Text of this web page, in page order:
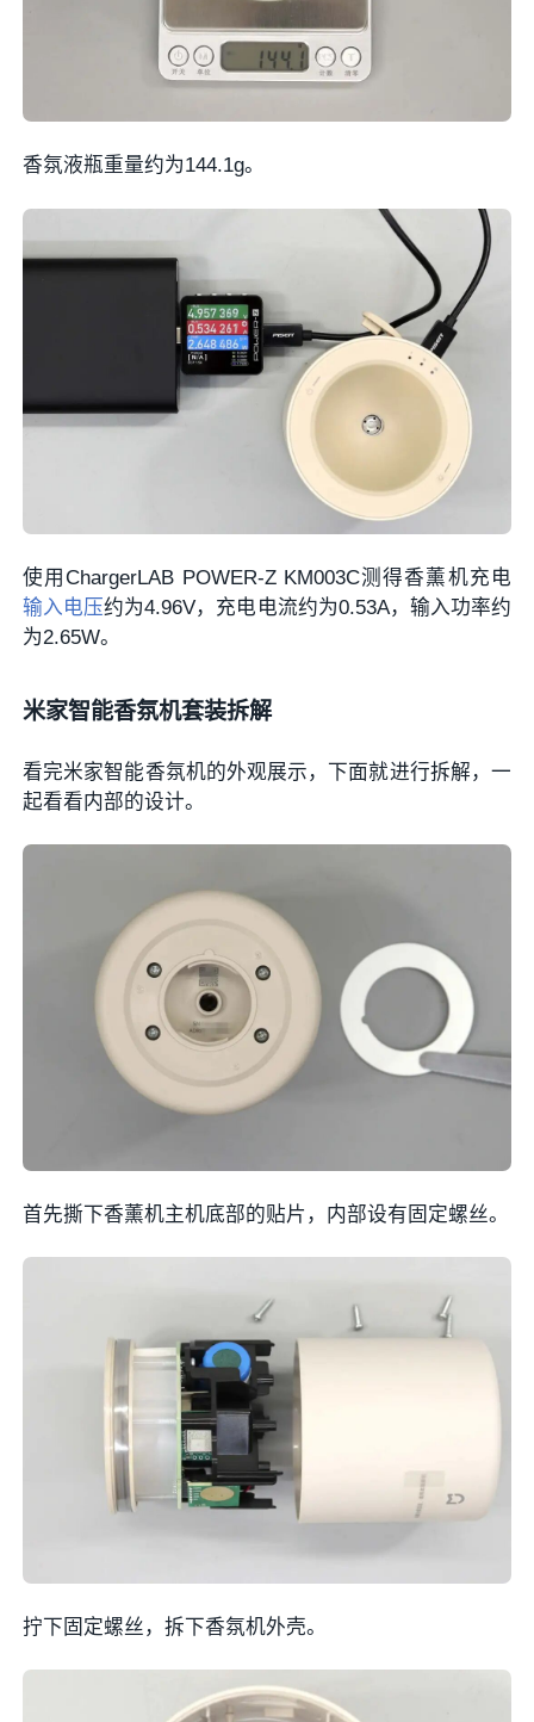
香氛液瓶重量约为144.1g。
使用ChargerLAB POWER-Z KM003C测得香薰机充电
输入电压约为4.96V，充电电流约为0.53A，输入功率约
为2.65W。
米家智能香氛机套装拆解
看完米家智能香氛机的外观展示，下面就进行拆解，一
起看看内部的设计。
首先撕下香薰机主机底部的贴片，内部设有固定螺丝。
拧下固定螺丝，拆下香氛机外壳。